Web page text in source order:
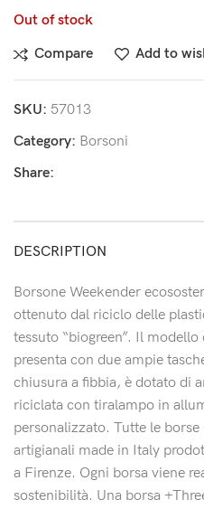
Out of stock
Compare
Add to
SKU: 57013
Category: Borsoni
Share:
DESCRIPTION
Borsone Weekender
ottenuto dal riciclo delle
tessuto “biogreen”. Il modello
presenta con due ampie
chiusura a fibbia, è dotato di
riciclata con tiralampo in
personalizzato. Tutte le borse
artigianali made in Italy
a Firenze. Ogni borsa viene
sostenibilità. Una borsa